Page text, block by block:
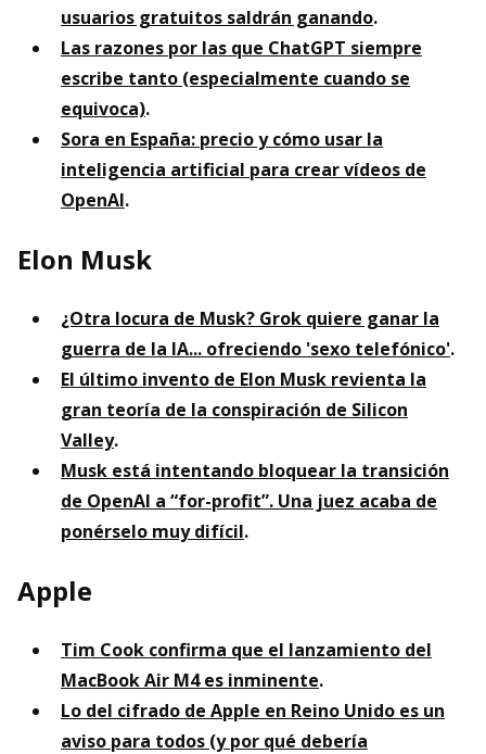
usuarios gratuitos saldrán ganando.
Las razones por las que ChatGPT siempre
escribe tanto (especialmente cuando se
equivoca).
Sora en España: precio y cómo usar la
inteligencia artificial para crear vídeos de
OpenAI.
Elon Musk
¿Otra locura de Musk? Grok quiere ganar la
guerra de la IA... ofreciendo 'sexo telefónico'.
El último invento de Elon Musk revienta la
gran teoría de la conspiración de Silicon
Valley.
Musk está intentando bloquear la transición
de OpenAI a “for-profit”. Una juez acaba de
ponérselo muy difícil.
Apple
Tim Cook confirma que el lanzamiento del
MacBook Air M4 es inminente.
Lo del cifrado de Apple en Reino Unido es un
aviso para todos (y por qué debería